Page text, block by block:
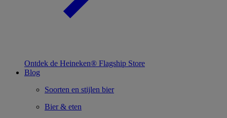
Ontdek de Heineken® Flagship Store
Blog
Soorten en stijlen bier
Bier & eten